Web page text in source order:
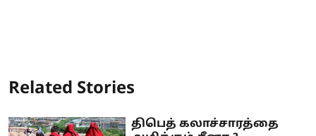
Related Stories
திபெத் கலாச்சாரத்தை